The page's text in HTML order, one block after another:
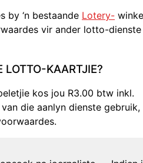
by ‘n bestaande Lotery-
vir ander lotto-
LOTTO-KAARTJIE?
kos jou R3.00 btw inkl.
die aanlyn dienste